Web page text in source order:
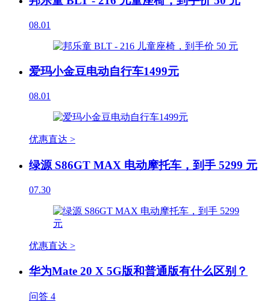
08.01
爱玛小金豆电动自行车1499元
08.01
优惠直达 >
绿源 S86GT MAX 电动摩托车，到手 5299 元
07.30
优惠直达 >
华为Mate 20 X 5G版和普通版有什么区别？
问答 4